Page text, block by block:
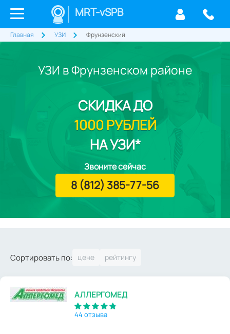
MRT-vSPB
Главная УЗИ Фрунзенский
УЗИ в Фрунзенском районе
СКИДКАДО
1000 РУБЛЕЙ
НА УЗИ*
Звоните сейчас
8 (812) 385-77-56
Сортировать по:
АЛЛЕРГОМЕД
44 отзыва